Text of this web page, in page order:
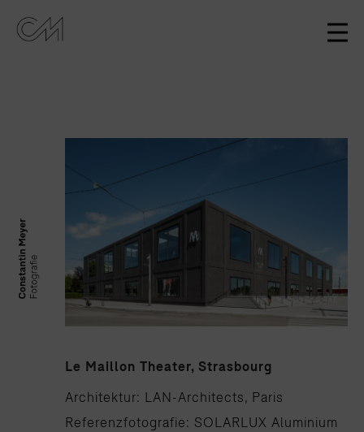
Le Maillon Theater, Strasbourg
Architektur: LAN-Architects, Paris
Referenzfotografie: SOLARLUX Aluminium